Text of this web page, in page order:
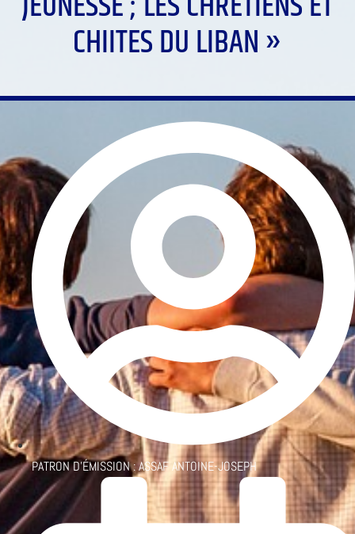
CHIITES DU LIBAN »
PATRON D'ÉMISSION :ASSAF ANTOINE-JOSEPH